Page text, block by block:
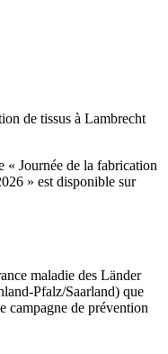
de tissus à Lambrecht
Journée de la fabrication
» est disponible sur
maladie des Länder
Pfalz/Saarland) que
campagne de prévention